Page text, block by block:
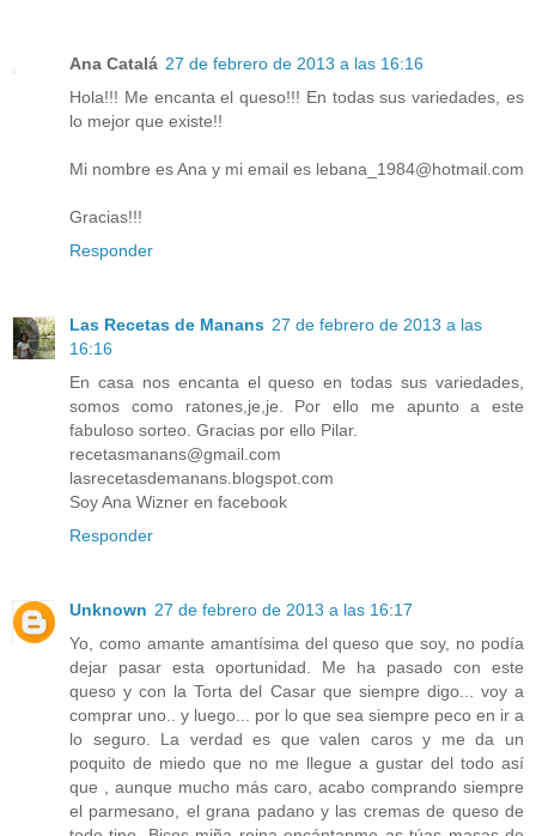
Ana Catalá 27 de febrero de 2013 a las 16:16
Hola!!! Me encanta el queso!!! En todas sus variedades, es
lo mejor que existe!!
Mi nombre es Ana y mi email es lebana_1984@hotmail.com
Gracias!!!
Responder
Las Recetas de Manans 27 de febrero de 2013 a las
16:16
En casa nos encanta el queso en todas sus variedades,
somos como ratones,je,je. Por ello me apunto a este
fabuloso sorteo. Gracias por ello Pilar.
recetasmanans@gmail.com
lasrecetasdemanans.blogspot.com
Soy Ana Wizner en facebook
Responder
Unknown 27 de febrero de 2013 a las 16:17
Yo, como amante amantísima del queso que soy, no podía
dejar pasar esta oportunidad. Me ha pasado con este
queso y con la Torta del Casar que siempre digo... voy a
comprar uno.. y luego... por lo que sea siempre peco en ir a
lo seguro. La verdad es que valen caros y me da un
poquito de miedo que no me llegue a gustar del todo así
que , aunque mucho más caro, acabo comprando siempre
el parmesano, el grana padano y las cremas de queso de